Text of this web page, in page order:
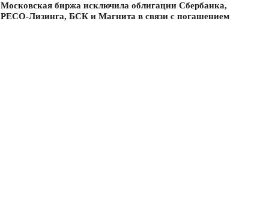
Московская биржа исключила облигации Сбербанка,
РЕСО-Лизинга, БСК и Магнита в связи с погашением